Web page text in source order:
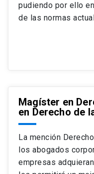
+ 4
tres
pudiendo por ello
de las normas
Magíster en
en Derecho de
La mención
los abogados
empresas